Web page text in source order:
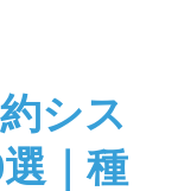
シス
｜種